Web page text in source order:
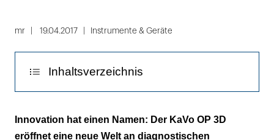
mr 19.04.2017 Instrumente & Geräte
Inhaltsverzeichnis
Effizienz hat einen Namen: KaVo OP 3D
Innovation hat einen Namen: Der KaVo OP 3D
eröffnet eine neue Welt an diagnostischen